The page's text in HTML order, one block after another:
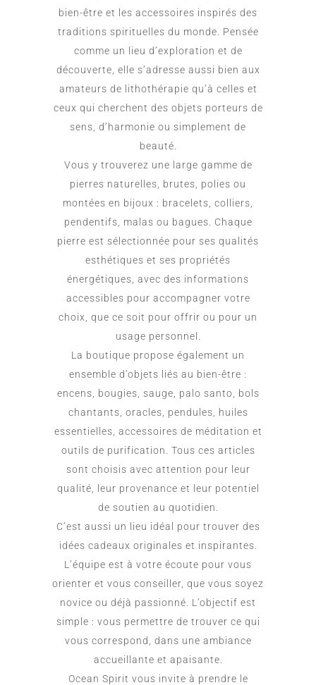
bien-être et les accessoires inspirés des
traditions spirituelles du monde. Pensée
comme un lieu d’exploration et de
découverte, elle s’adresse aussi bien aux
amateurs de lithothérapie qu’à celles et
ceux qui cherchent des objets porteurs de
sens, d’harmonie ou simplement de
beauté.
Vous y trouverez une large gamme de
pierres naturelles, brutes, polies ou
montées en bijoux : bracelets, colliers,
pendentifs, malas ou bagues. Chaque
pierre est sélectionnée pour ses qualités
esthétiques et ses propriétés
énergétiques, avec des informations
accessibles pour accompagner votre
choix, que ce soit pour offrir ou pour un
usage personnel.
La boutique propose également un
ensemble d’objets liés au bien-être :
encens, bougies, sauge, palo santo, bols
chantants, oracles, pendules, huiles
essentielles, accessoires de méditation et
outils de purification. Tous ces articles
sont choisis avec attention pour leur
qualité, leur provenance et leur potentiel
de soutien au quotidien.
C’est aussi un lieu idéal pour trouver des
idées cadeaux originales et inspirantes.
L’équipe est à votre écoute pour vous
orienter et vous conseiller, que vous soyez
novice ou déjà passionné. L’objectif est
simple : vous permettre de trouver ce qui
vous correspond, dans une ambiance
accueillante et apaisante.
Ocean Spirit vous invite à prendre le